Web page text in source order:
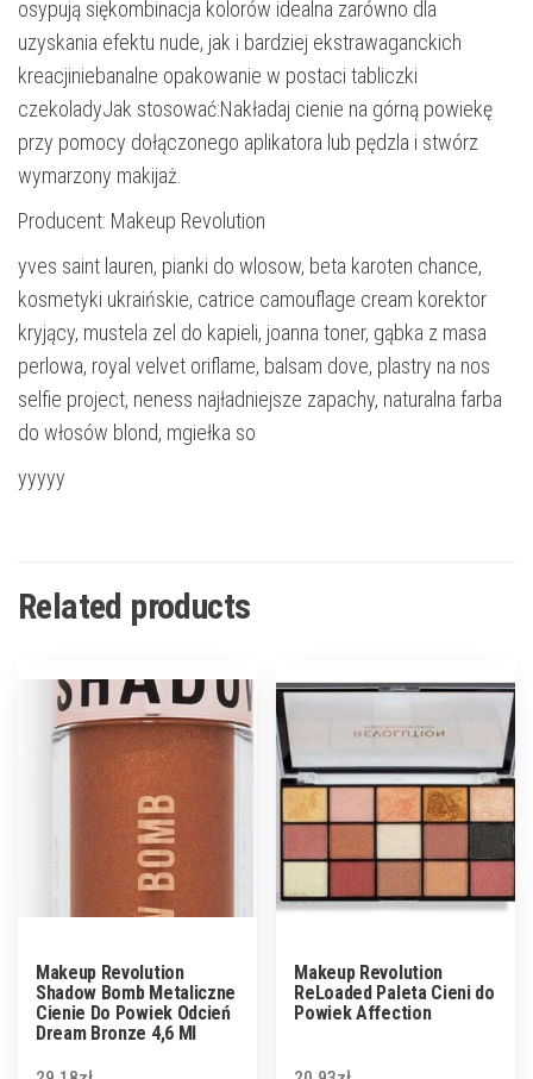
osypują siękombinacja kolorów idealna zarówno dla
uzyskania efektu nude, jak i bardziej ekstrawaganckich
kreacjiniebanalne opakowanie w postaci tabliczki
czekoladyJak stosować:Nakładaj cienie na górną powiekę
przy pomocy dołączonego aplikatora lub pędzla i stwórz
wymarzony makijaż.
Producent: Makeup Revolution
yves saint lauren, pianki do wlosow, beta karoten chance,
kosmetyki ukraińskie, catrice camouflage cream korektor
kryjący, mustela zel do kapieli, joanna toner, gąbka z masa
perlowa, royal velvet oriflame, balsam dove, plastry na nos
selfie project, neness najładniejsze zapachy, naturalna farba
do włosów blond, mgiełka so
yyyyy
Related products
Makeup Revolution
Shadow Bomb Metaliczne
Cienie Do Powiek Odcień
Dream Bronze 4,6 Ml
Makeup Revolution
ReLoaded Paleta Cieni do
Powiek Affection